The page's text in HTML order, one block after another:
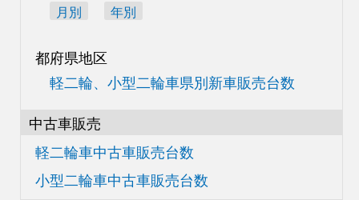
月別 年別
都府県地区
軽二輪、小型二輪車県別新車販売台数
中古車販売
軽二輪車中古車販売台数
小型二輪車中古車販売台数